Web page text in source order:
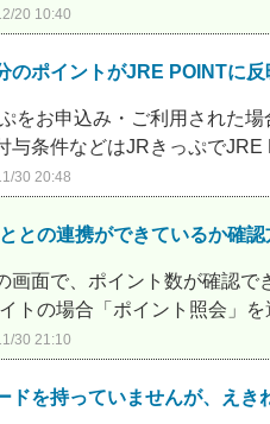
20 10:40
のポイントがJRE POINTに
をお申込み・ご利用された
与条件などはJRきっぷでJRE
30 20:48
との連携ができているか確
画面で、ポイント数が確認
トの場合「ポイント照会」
30 21:10
を持っていませんが、え